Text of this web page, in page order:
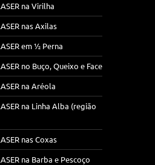
na Virilha
nas Axilas
em ½ Perna
no Buço, Queixo e Face
na Aréola
na Linha Alba (região
nas Coxas
na Barba e Pescoço